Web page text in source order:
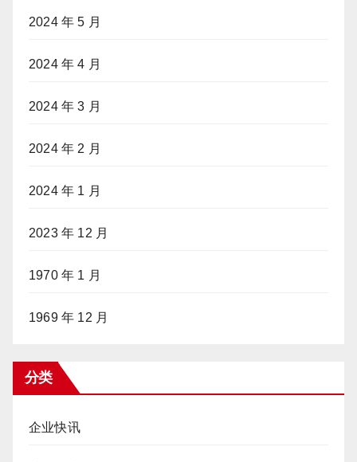
2024 年 5 月
2024 年 4 月
2024 年 3 月
2024 年 2 月
2024 年 1 月
2023 年 12 月
1970 年 1 月
1969 年 12 月
分类
企业快讯